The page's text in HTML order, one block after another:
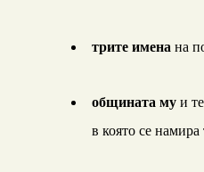
трите имена на
общината му и
в която се